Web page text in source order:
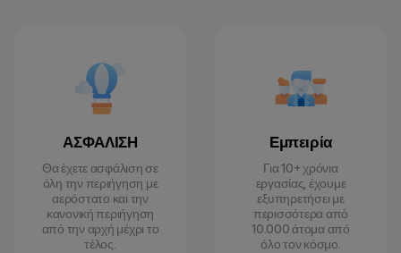
ΑΣΦΑΛΙΣΗ
Θα έχετε ασφάλιση σε
όλη την περιήγηση με
αερόστατο και την
κανονική περιήγηση
από την αρχή μέχρι το
τέλος.
Εμπειρία
Για 10+ χρόνια
εργασίας, έχουμε
εξυπηρετήσει με
περισσότερα από
10.000 άτομα από
όλο τον κόσμο.